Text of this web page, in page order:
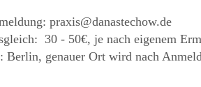
praxis@danastechow.de
30 - 50€, je nach eigenem
Berlin, genauer Ort wird nach